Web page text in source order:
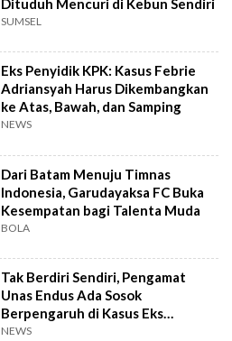
Dituduh Mencuri di Kebun Sendiri
SUMSEL
Eks Penyidik KPK: Kasus Febrie
Adriansyah Harus Dikembangkan
ke Atas, Bawah, dan Samping
NEWS
Dari Batam Menuju Timnas
Indonesia, Garudayaksa FC Buka
Kesempatan bagi Talenta Muda
BOLA
Tak Berdiri Sendiri, Pengamat
Unas Endus Ada Sosok
Berpengaruh di Kasus Eks
Jampidsus
NEWS